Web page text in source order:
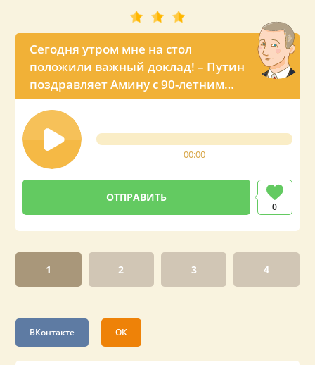
Сегодня утром мне на стол
положили важный доклад! – Путин
поздравляет Амину с 90-летним
юбилеем
00:00
0
1 2 3 4
ВКонтакте ОК